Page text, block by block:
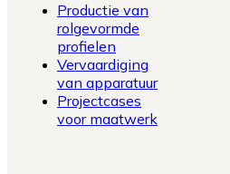
Productie van
rolgevormde
profielen
Vervaardiging
van apparatuur
Projectcases
voor maatwerk